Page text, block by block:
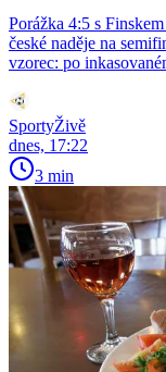
Porážka 4:5 s
české naděje na
vzorec: po
SportyŽivě
dnes, 17:22
3 min